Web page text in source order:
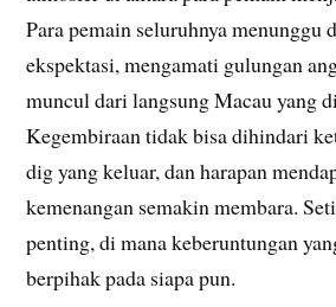
Para pemain seluruhnya menunggu
ekspektasi, mengamati gulungan
muncul dari langsung Macau yang
Kegembiraan tidak bisa dihindari
dig yang keluar, dan harapan
kemenangan semakin membara.
penting, di mana keberuntungan
berpihak pada siapa pun.